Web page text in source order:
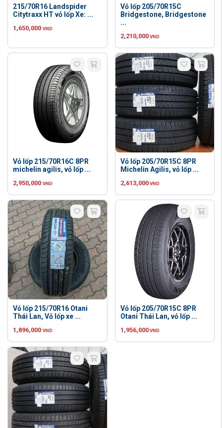
215/70R16 Landspider
Citytraxx HT vỏ lốp Xe: ...
1,650,000 VND
Vỏ lốp 205/70R15C
Bridgestone, Bridgestone
...
2,210,000 VND
Vỏ lốp 215/70R16C 8PR
michelin agilis, vỏ lốp ...
2,950,000 VND
Vỏ lốp 205/70R15C 8PR
Michelin Agilis, vỏ lốp ...
2,613,000 VND
Vỏ lốp 215/70R16 Otani
Thái Lan, Vỏ lốp xe ...
1,896,000 VND
Vỏ lốp 205/70R15C 8PR
Otani Thái Lan, vỏ lốp ...
1,956,000 VND